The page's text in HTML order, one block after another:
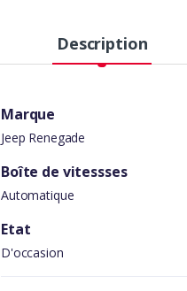
Description
Marque
Jeep Renegade
Boîte de vitessses
Automatique
Etat
D'occasion